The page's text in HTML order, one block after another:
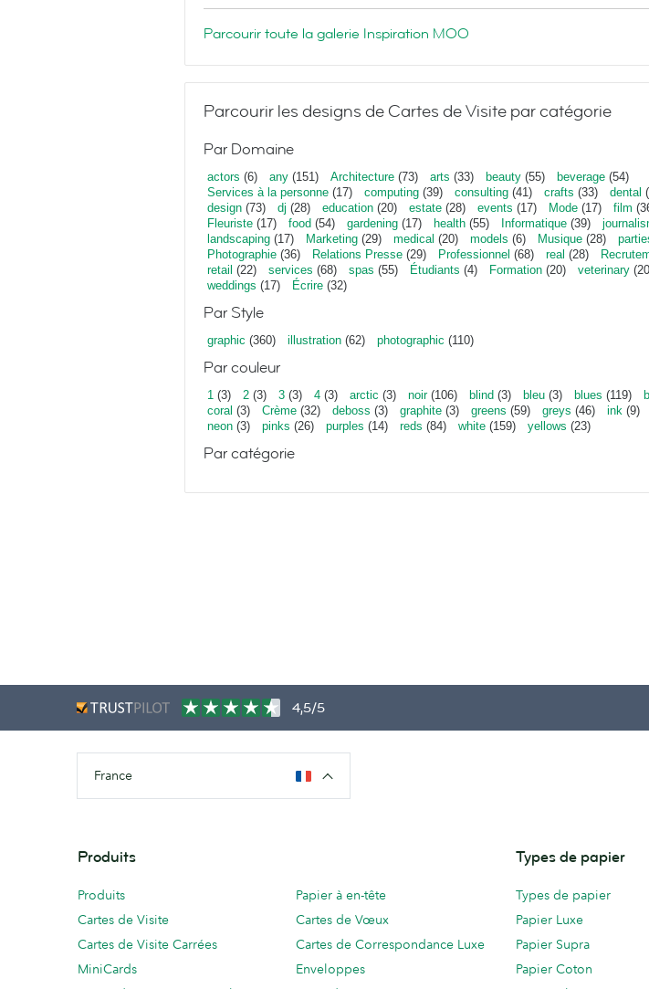
Parcourir toute la galerie Inspiration MOO
Parcourir les designs de Cartes de Visite par catégorie
Par Domaine
actors (6) any (151) Architecture (73) arts (33) beauty (55) beverage (54)
Services à la personne (17) computing (39) consulting (41) crafts (33) dental
design (73) dj (28) education (20) estate (28) events (17) Mode (17) film
Fleuriste (17) food (54) gardening (17) health (55) Informatique (39)
landscaping (17) Marketing (29) medical (20) models (6) Musique (28)
Photographie (36) Relations Presse (29) Professionnel (68) real (28)
retail (22) services (68) spas (55) Étudiants (4) Formation (20) veterinary
weddings (17) Écrire (32)
Par Style
graphic (360) illustration (62) photographic (110)
Par couleur
1 (3) 2 (3) 3 (3) 4 (3) arctic (3) noir(106) blind (3) bleu (3) blues (119)
coral (3) Crème (32) deboss (3) graphite (3) greens (59) greys (46) ink (9)
neon (3) pinks (26) purples (14) reds (84) white (159) yellows (23)
Par catégorie
4,5/5
France
Produits
Produits
Cartes de Visite
Cartes de Visite Carrées
MiniCards
Papier à en-tête
Cartes de Vœux
Cartes de Correspondance Luxe
Enveloppes
Types de papier
Types de papier
Papier Luxe
Papier Supra
Papier Coton